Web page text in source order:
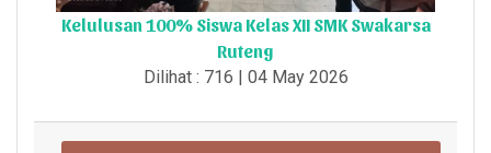
Kelulusan 100% Siswa Kelas XII SMK Swakarsa
Ruteng
Dilihat : 716 | 04 May 2026